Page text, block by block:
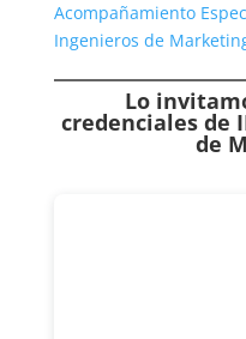
Acompañamiento
Ingenieros de
Lo
credenciales de
de